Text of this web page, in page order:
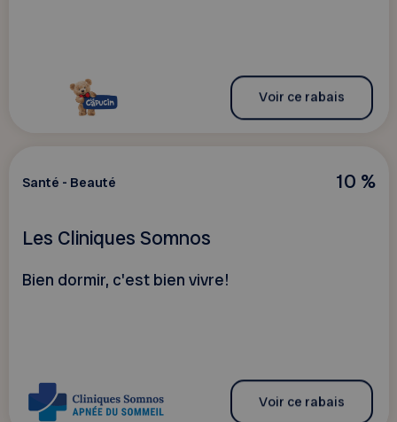
Voir ce rabais
10 %
Santé - Beauté
Les Cliniques Somnos
Bien dormir, c'est bien vivre!
Voir ce rabais